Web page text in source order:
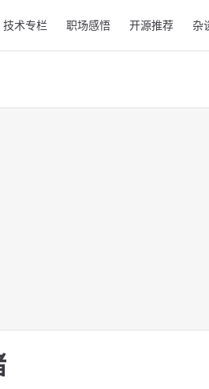
技术专栏 职场感悟 开源推荐 杂